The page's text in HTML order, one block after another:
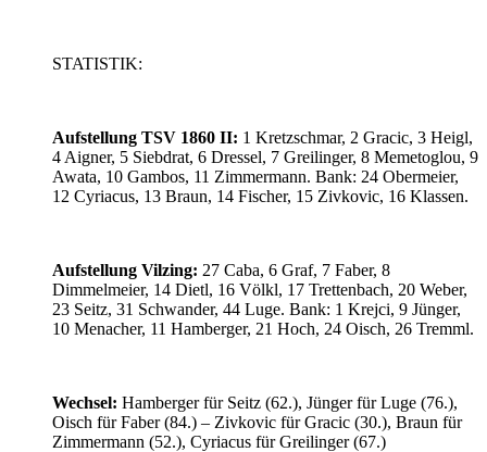
STATISTIK:
Aufstellung TSV 1860 II: 1 Kretzschmar, 2 Gracic, 3 Heigl,
4 Aigner, 5 Siebdrat, 6 Dressel, 7 Greilinger, 8 Memetoglou, 9
Awata, 10 Gambos, 11 Zimmermann. Bank: 24 Obermeier,
12 Cyriacus, 13 Braun, 14 Fischer, 15 Zivkovic, 16 Klassen.
Aufstellung Vilzing: 27 Caba, 6 Graf, 7 Faber, 8
Dimmelmeier, 14 Dietl, 16 Völkl, 17 Trettenbach, 20 Weber,
23 Seitz, 31 Schwander, 44 Luge. Bank: 1 Krejci, 9 Jünger,
10 Menacher, 11 Hamberger, 21 Hoch, 24 Oisch, 26 Tremml.
Wechsel: Hamberger für Seitz (62.), Jünger für Luge (76.),
Oisch für Faber (84.) – Zivkovic für Gracic (30.), Braun für
Zimmermann (52.), Cyriacus für Greilinger (67.)